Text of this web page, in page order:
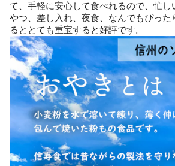
て、手軽に安心して食べれるので、忙し
やつ、差し入れ、夜食、なんでもぴった
るととても重宝すると好評です。